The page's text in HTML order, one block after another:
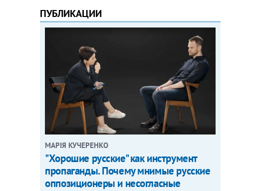
ПУБЛИКАЦИИ
МАРІЯ КУЧЕРЕНКО
"Хорошие русские" как инструмент
пропаганды. Почему мнимые русские
оппозиционеры и несогласные